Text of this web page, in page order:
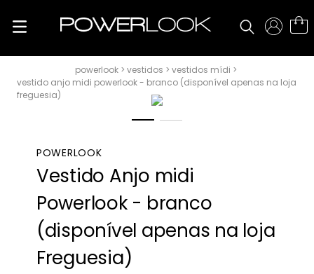
vestidos
vestidos mídi
vestido anjo midi powerlook - branco (disponível apenas na loja
freguesia)
POWERLOOK
Vestido Anjo midi
Powerlook - branco
(disponível apenas na loja
Freguesia)